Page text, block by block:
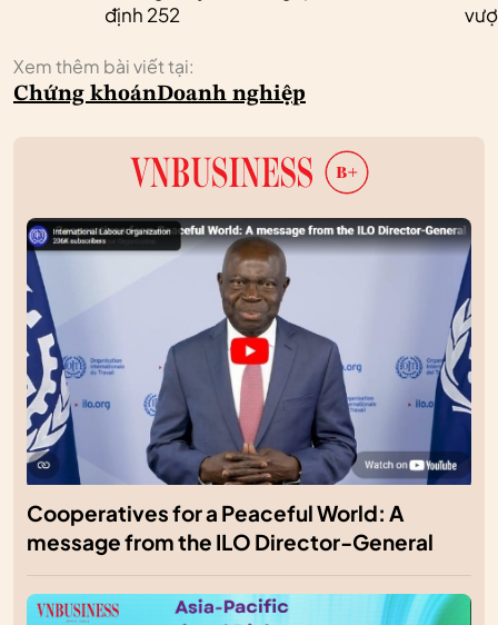
định 252
Xem thêm bài viết tại:
Chứng khoánDoanh nghiệp
Cooperatives for a Peaceful World: A
message from the ILO Director-General